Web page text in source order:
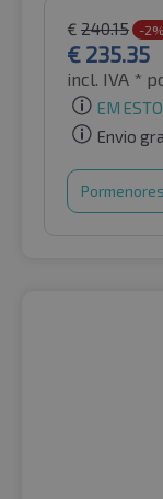
€ 240.15 -2%
€ 235.35
incl. IVA *
EM
Envio
Pormenores